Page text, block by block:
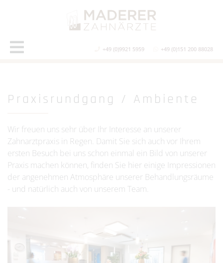
+49 (0)9921 5959 +49 (0)151 200 88028
Praxisrundgang / Ambiente
Wir freuen uns sehr über Ihr Interesse an unserer
Zahnarztpraxis in Regen. Damit Sie sich auch vor Ihrem
ersten Besuch bei uns schon einmal ein Bild von unserer
Praxis machen können, finden Sie hier einige Impressionen
der angenehmen Atmosphäre unserer Behandlungsräume
- und natürlich auch von unserem Team.